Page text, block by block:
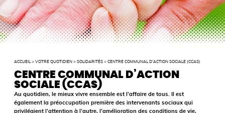
ACCUEIL >VOTRE QUOTIDIEN >SOLIDARITÉS >CENTRE COMMUNAL D’ACTION SOCIALE (CCAS)
CENTRE COMMUNAL D’ACTION
SOCIALE (CCAS)
Au quotidien, le mieux vivre ensemble est l’affaire de tous. Il est
également la préoccupation première des intervenants sociaux qui
privilégient l’attention à l’autre, l’amélioration des conditions de vie,